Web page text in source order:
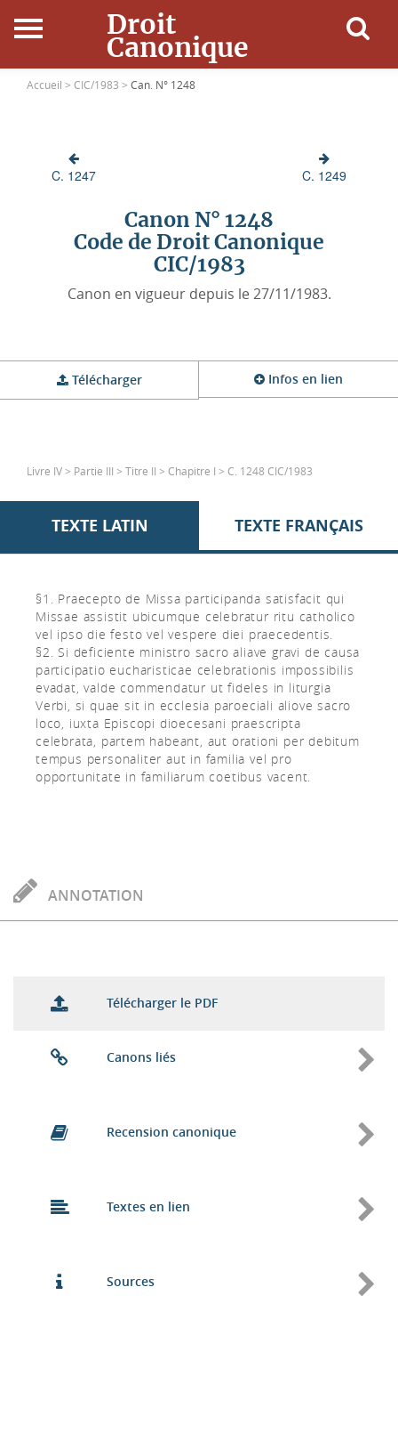
Droit
Canonique
Accueil
Ressources
Accueil > CIC/1983 > Can. N° 1248
C. 1247 C. 1249
Canon N° 1248
Code de Droit Canonique
CIC/1983
Canon en vigueur depuis le 27/11/1983.
Télécharger Infos en lien
Livre IV > Partie III > Titre II > Chapitre I > C. 1248 CIC/1983
TEXTE LATIN TEXTE FRANÇAIS
§1. Praecepto de Missa participanda satisfacit qui
Missae assistit ubicumque celebratur ritu catholico
vel ipso die festo vel vespere diei praecedentis.
§2. Si deficiente ministro sacro aliave gravi de causa
participatio eucharisticae celebrationis impossibilis
evadat, valde commendatur ut fideles in liturgia
Verbi, si quae sit in ecclesia paroeciali aliove sacro
loco, iuxta Episcopi dioecesani praescripta
celebrata, partem habeant, aut orationi per debitum
tempus personaliter aut in familia vel pro
opportunitate in familiarum coetibus vacent.
ANNOTATION
Télécharger le PDF
Canons liés
Recension canonique
Textes en lien
Sources